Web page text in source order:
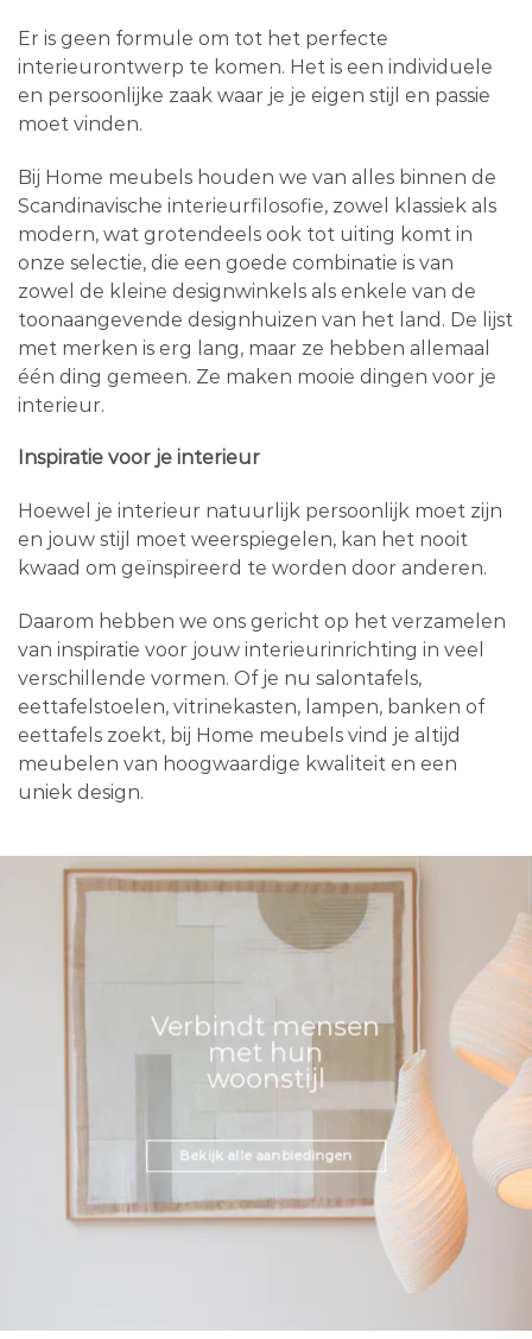
Er is geen formule om tot het perfecte
interieurontwerp te komen. Het is een individuele
en persoonlijke zaak waar je je eigen stijl en passie
moet vinden.
Bij Home meubels houden we van alles binnen de
Scandinavische interieurfilosofie, zowel klassiek als
modern, wat grotendeels ook tot uiting komt in
onze selectie, die een goede combinatie is van
zowel de kleine designwinkels als enkele van de
toonaangevende designhuizen van het land. De lijst
met merken is erg lang, maar ze hebben allemaal
één ding gemeen. Ze maken mooie dingen voor je
interieur.
Inspiratie voor je interieur
Hoewel je interieur natuurlijk persoonlijk moet zijn
en jouw stijl moet weerspiegelen, kan het nooit
kwaad om geïnspireerd te worden door anderen.
Daarom hebben we ons gericht op het verzamelen
van inspiratie voor jouw interieurinrichting in veel
verschillende vormen. Of je nu salontafels,
eettafelstoelen, vitrinekasten, lampen, banken of
eettafels zoekt, bij Home meubels vind je altijd
meubelen van hoogwaardige kwaliteit en een
uniek design.
Verbindt mensen
met hun
woonstijl
Bekijk alle aanbiedingen